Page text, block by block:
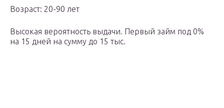
Возраст: 20-90 лет
Высокая вероятность выдачи. Первый займ под 0%
на 15 дней на сумму до 15 тыс.